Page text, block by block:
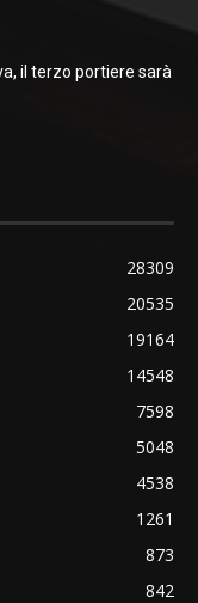
il terzo portiere sarà
28309
20535
19164
14548
7598
5048
4538
1261
873
842